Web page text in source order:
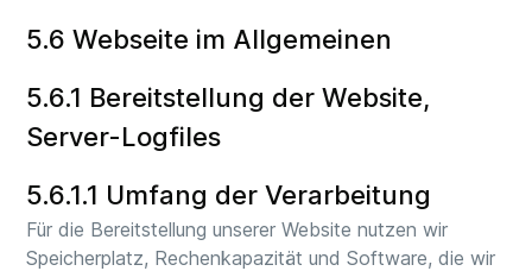
5.6 Webseite im Allgemeinen
5.6.1 Bereitstellung der Website,
Server-Logfiles
5.6.1.1 Umfang der Verarbeitung
Für die Bereitstellung unserer Website nutzen wir
Speicherplatz, Rechenkapazität und Software, die wir